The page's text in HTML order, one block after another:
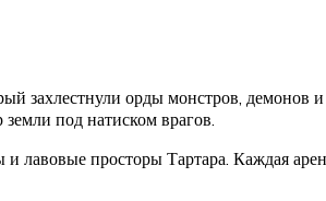
захлестнули орды монстров, демонов
под натиском врагов.
просторы Тартара. Каждая